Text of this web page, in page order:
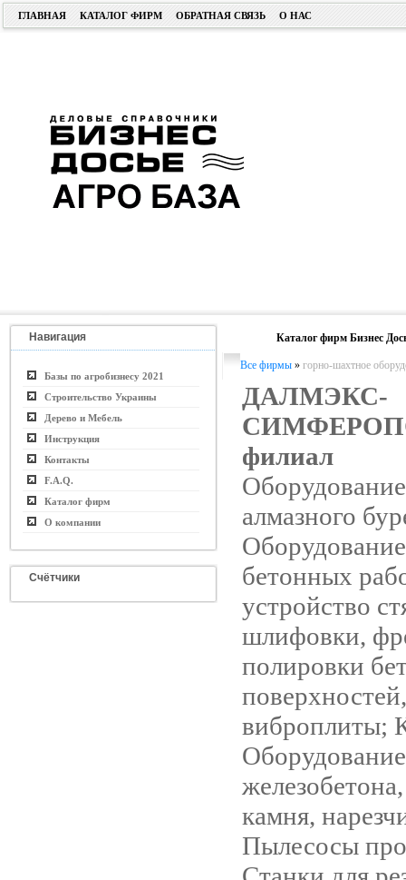
ГЛАВНАЯ КАТАЛОГ ФИРМ ОБРАТНАЯ СВЯЗЬ О НАС
Навигация
Базы по агробизнесу 2021
Строительство Украины
Дерево и Мебель
Инструкция
Контакты
F.A.Q.
Каталог фирм
О компании
Счётчики
Каталог фирм Бизнес
Все фирмы » горно-шахтное
ДАЛМЭКС-
филиал
алмазного
бетонных
устройство
шлифовки,
полировки
виброплиты;
камня,
Пылесосы